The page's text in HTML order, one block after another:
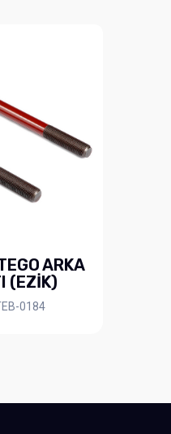
ARKA
(EZİK)
0184